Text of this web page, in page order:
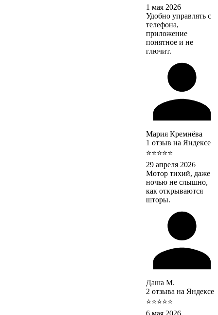
1 мая 2026
Удобно управлять с
телефона,
приложение
понятное и не
глючит.
Мария Кремнёва
1 отзыв на Яндексе
⭐⭐⭐⭐⭐
29 апреля 2026
Мотор тихий, даже
ночью не слышно,
как открываются
шторы.
Даша М.
2 отзыва на Яндексе
⭐⭐⭐⭐⭐
6 мая 2026